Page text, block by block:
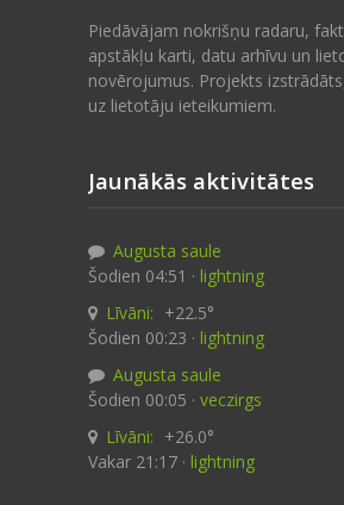
Piedāvājam nokrišņu radaru,
apstākļu karti, datu arhīvu un
novērojumus. Projekts
uz lietotāju ieteikumiem.
Jaunākās aktivitātes
Augusta saule
Šodien 04:51 · lightning
Līvāni: +22.5°
Šodien 00:23 · lightning
Augusta saule
Šodien 00:05 · veczirgs
Līvāni: +26.0°
Vakar 21:17 · lightning